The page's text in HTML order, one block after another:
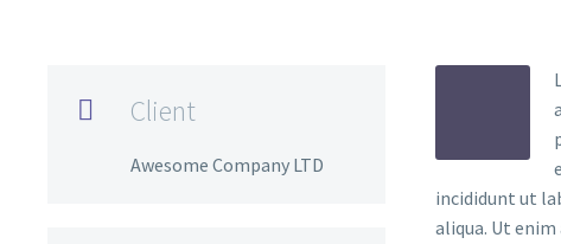
 Client
Awesome Company LTD
incididunt ut
aliqua. Ut